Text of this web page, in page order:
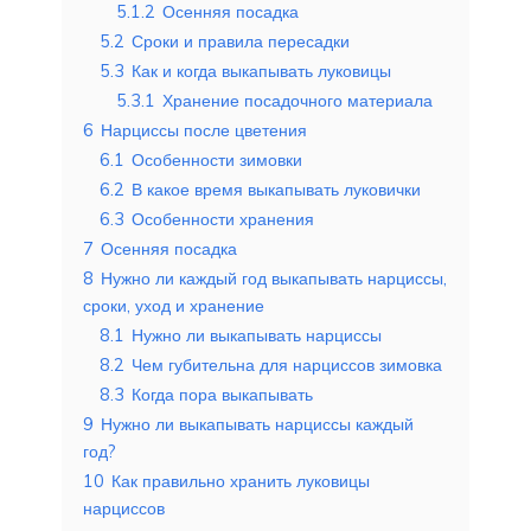
5.1.2 Осенняя посадка
5.2 Сроки и правила пересадки
5.3 Как и когда выкапывать луковицы
5.3.1 Хранение посадочного материала
6 Нарциссы после цветения
6.1 Особенности зимовки
6.2 В какое время выкапывать луковички
6.3 Особенности хранения
7 Осенняя посадка
8 Нужно ли каждый год выкапывать нарциссы,
сроки, уход и хранение
8.1 Нужно ли выкапывать нарциссы
8.2 Чем губительна для нарциссов зимовка
8.3 Когда пора выкапывать
9 Нужно ли выкапывать нарциссы каждый
год?
10 Как правильно хранить луковицы
нарциссов